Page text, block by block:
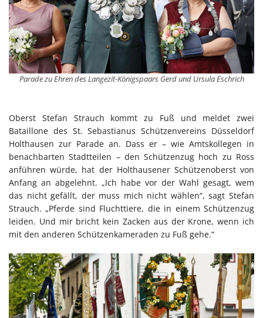
Parade zu Ehren des Langezit-Königspaars Gerd und Ursula Eschrich
Oberst Stefan Strauch kommt zu Fuß und meldet zwei
Bataillone des St. Sebastianus Schützenvereins Düsseldorf
Holthausen zur Parade an. Dass er – wie Amtskollegen in
benachbarten Stadtteilen – den Schützenzug hoch zu Ross
anführen würde, hat der Holthausener Schützenoberst von
Anfang an abgelehnt. „Ich habe vor der Wahl gesagt, wem
das nicht gefällt, der muss mich nicht wählen“, sagt Stefan
Strauch. „Pferde sind Fluchttiere, die in einem Schützenzug
leiden. Und mir bricht kein Zacken aus der Krone, wenn ich
mit den anderen Schützenkameraden zu Fuß gehe.“